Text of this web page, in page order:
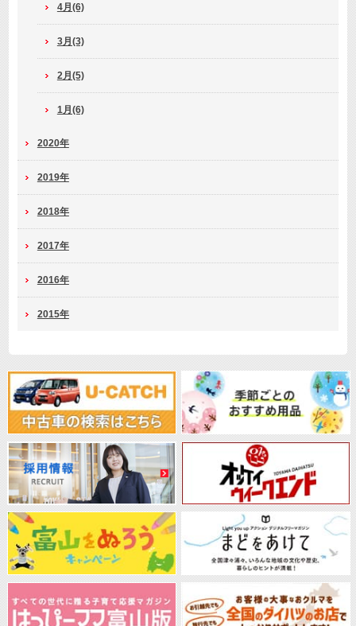
4月(6)
3月(3)
2月(5)
1月(6)
2020年
2019年
2018年
2017年
2016年
2015年